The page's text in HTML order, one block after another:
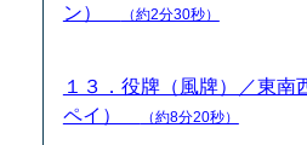
ン）
（約2分30秒）
１３．役牌（風牌）／東南
ペイ）
（約8分20秒）